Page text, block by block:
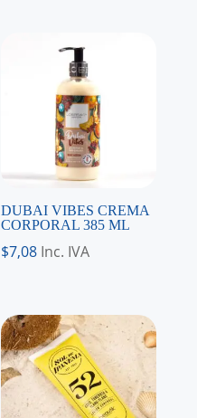
DUBAI VIBES CREMA
CORPORAL 385 ML
$7,08 Inc. IVA